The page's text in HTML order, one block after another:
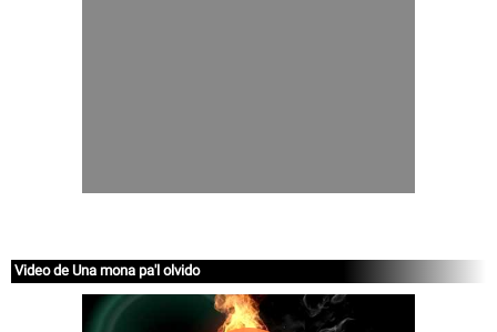
Video de Una mona pa'l olvido